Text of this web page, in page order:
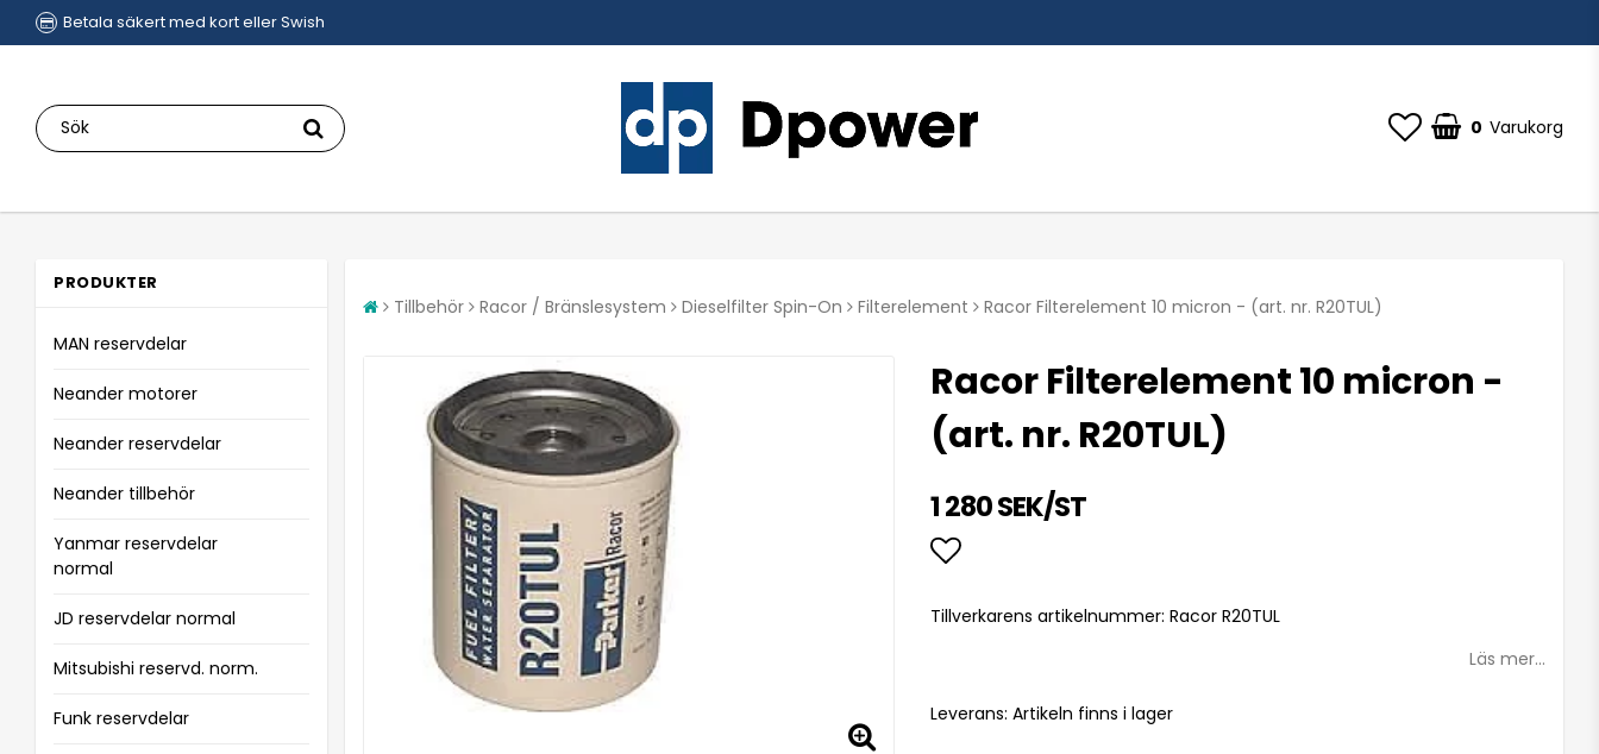
Betala säkert med kort eller Swish
0 Varukorg
PRODUKTER
MAN reservdelar
Neander motorer
Neander reservdelar
Neander tillbehör
Yanmar reservdelar
normal
JD reservdelar normal
Mitsubishi reservd. norm.
Funk reservdelar
Tillbehör Racor / Bränslesystem Dieselfilter Spin-On Filterelement Racor Filterelement 10 micron - (art. nr. R20TUL)
Racor Filterelement 10 micron -
(art. nr. R20TUL)
1 280 SEK/ST
Lägg till i favoritlistan
Tillverkarens artikelnummer: Racor R20TUL
Läs mer...
Leverans:Artikeln finns i lager